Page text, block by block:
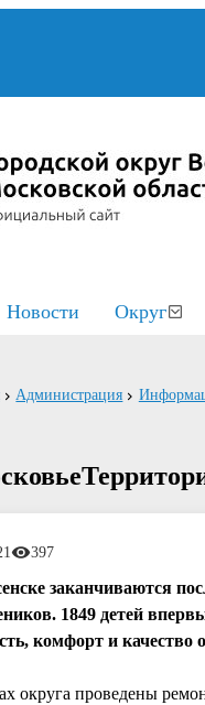
Новости Округ
Администрация
397
заканчиваются
1849 детей
комфорт и качество
округа проведены